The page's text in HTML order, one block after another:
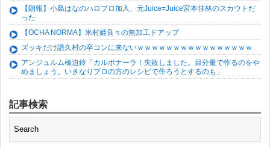
【朗報】小島はなのハロプロ加入、元Juice=Juice宮本佳林のスカウトだ
った
【OCHA NORMA】米村姫良々の無加工ドアップ
ズッキだけ譜久村の卒コンに来ないｗｗｗｗｗｗｗｗｗｗｗｗｗｗｗｗ
アンジュルム橋迫鈴「カルボナーラ！失敗しました。目分量で作るのをや
めましょう。いきなりプロの方のレシピで作ろうとするのも」
記事検索